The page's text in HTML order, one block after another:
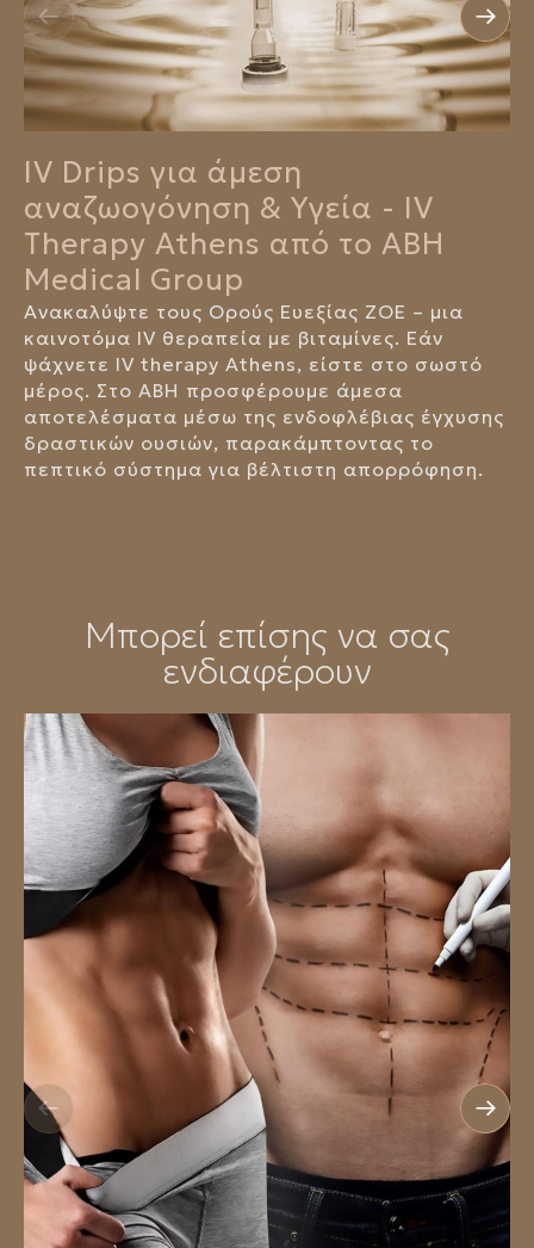
IV Drips για άμεση
αναζωογόνηση & Υγεία - IV
Therapy Athens από το ABH
Medical Group
Ανακαλύψτε τους Ορούς Ευεξίας ΖΟΕ – μια
καινοτόμα IV θεραπεία με βιταμίνες. Εάν
ψάχνετε IV therapy Athens, είστε στο σωστό
μέρος. Στο ABH προσφέρουμε άμεσα
αποτελέσματα μέσω της ενδοφλέβιας έγχυσης
δραστικών ουσιών, παρακάμπτοντας το
πεπτικό σύστημα για βέλτιστη απορρόφηση.
Μπορεί επίσης να σας
ενδιαφέρουν